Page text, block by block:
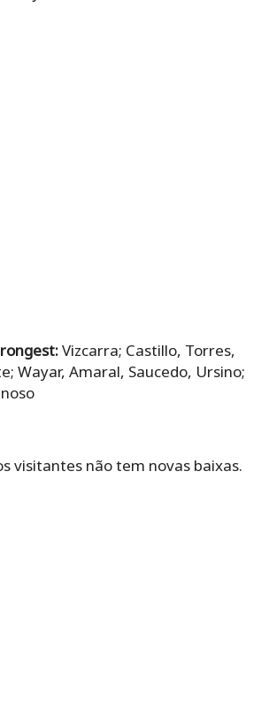
Vizcarra; Castillo, Torres,
Wayar, Amaral, Saucedo, Ursino;
visitantes não tem novas baixas.